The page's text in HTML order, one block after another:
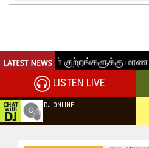
LISTEN LIVE
DJ ONLINE